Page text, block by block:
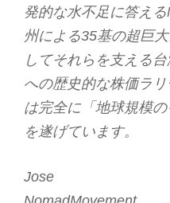
発的な水不足に答える
州による35基の超巨
してそれらを支える
への歴史的な株価ラ
は完全に「地球規模
を遂げています。
Jose